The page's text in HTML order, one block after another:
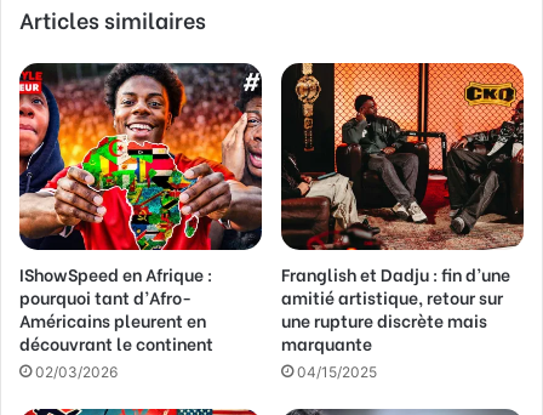
o
r
e
a
d
r
e
s
s
e
E
m
a
i
Articles similaires
IShowSpeed en Afrique :
pourquoi tant d’Afro-
Américains pleurent en
découvrant le continent
02/03/2026
Franglish et Dadju : fin d’une
amitié artistique, retour sur
une rupture discrète mais
marquante
04/15/2025